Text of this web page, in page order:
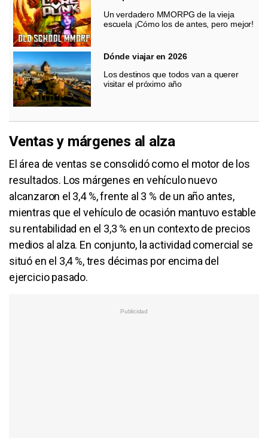
Un verdadero MMORPG de la vieja
escuela ¡Cómo los de antes, pero mejor!
Dónde viajar en 2026
Los destinos que todos van a querer
visitar el próximo año
Ventas y márgenes al alza
El área de ventas se consolidó como el motor de los
resultados. Los márgenes en vehículo nuevo
alcanzaron el 3,4 %, frente al 3 % de un año antes,
mientras que el vehículo de ocasión mantuvo estable
su rentabilidad en el 3,3 % en un contexto de precios
medios al alza. En conjunto, la actividad comercial se
situó en el 3,4 %, tres décimas por encima del
ejercicio pasado.